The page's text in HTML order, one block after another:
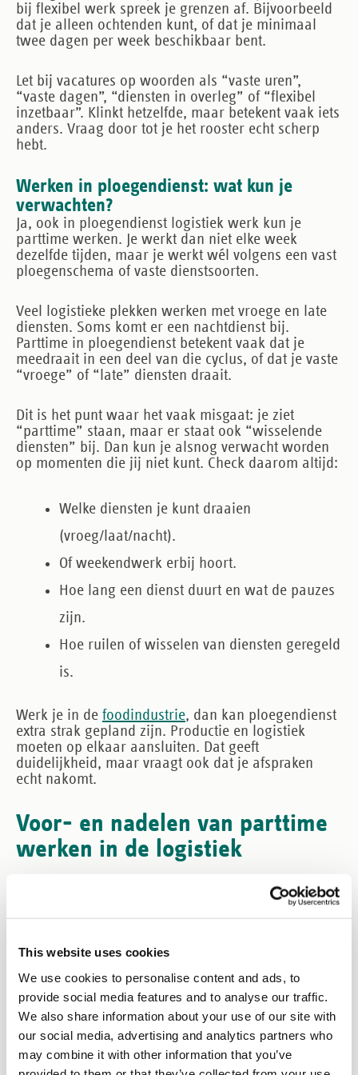
This website uses cookies
We use cookies to personalise content and ads, to
provide social media features and to analyse our traffic.
We also share information about your use of our site with
our social media, advertising and analytics partners who
may combine it with other information that you’ve
bij flexibel werk spreek je grenzen af. Bijvoorbeeld
dat je alleen ochtenden kunt, of dat je minimaal
twee dagen per week beschikbaar bent.
Let bij vacatures op woorden als “vaste uren”,
“vaste dagen”, “diensten in overleg” of “flexibel
inzetbaar”. Klinkt hetzelfde, maar betekent vaak iets
anders. Vraag door tot je het rooster echt scherp
hebt.
Werken in ploegendienst: wat kun je
verwachten?
Ja, ook in ploegendienst logistiek werk kun je
parttime werken. Je werkt dan niet elke week
dezelfde tijden, maar je werkt wél volgens een vast
ploegenschema of vaste dienstsoorten.
Veel logistieke plekken werken met vroege en late
diensten. Soms komt er een nachtdienst bij.
Parttime in ploegendienst betekent vaak dat je
meedraait in een deel van die cyclus, of dat je vaste
“vroege” of “late” diensten draait.
Dit is het punt waar het vaak misgaat: je ziet
“parttime” staan, maar er staat ook “wisselende
diensten” bij. Dan kun je alsnog verwacht worden
op momenten die jij niet kunt. Check daarom altijd:
Welke diensten je kunt draaien
(vroeg/laat/nacht).
Of weekendwerk erbij hoort.
Hoe lang een dienst duurt en wat de pauzes
zijn.
Hoe ruilen of wisselen van diensten geregeld
is.
Werk je in de foodindustrie, dan kan ploegendienst
extra strak gepland zijn. Productie en logistiek
moeten op elkaar aansluiten. Dat geeft
duidelijkheid, maar vraagt ook dat je afspraken
echt nakomt.
Voor- en nadelen van parttime
werken in de logistiek
Parttime werken als logistiek medewerker heeft
praktische voordelen, zeker als je leven al vol
of herstel. En je blijft wel in een ritme van werken.
Meer balans : je verdeelt je energie beter over
de week.
Flexibiliteit: je kunt vaak kiezen voor